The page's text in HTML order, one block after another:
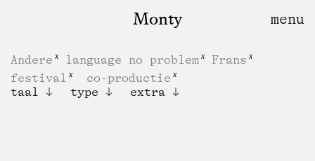
Monty
Andere language no problem
Frans
festival
co-productie
taal
type extra